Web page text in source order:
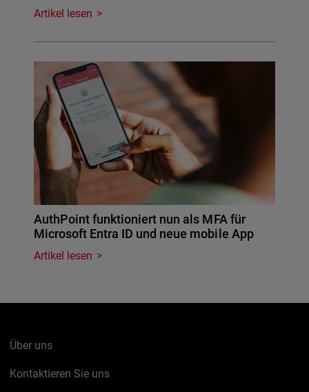
Artikel lesen
AuthPoint funktioniert nun als MFA für
Microsoft Entra ID und neue mobile App
Artikel lesen
Über uns
Kontaktieren Sie uns